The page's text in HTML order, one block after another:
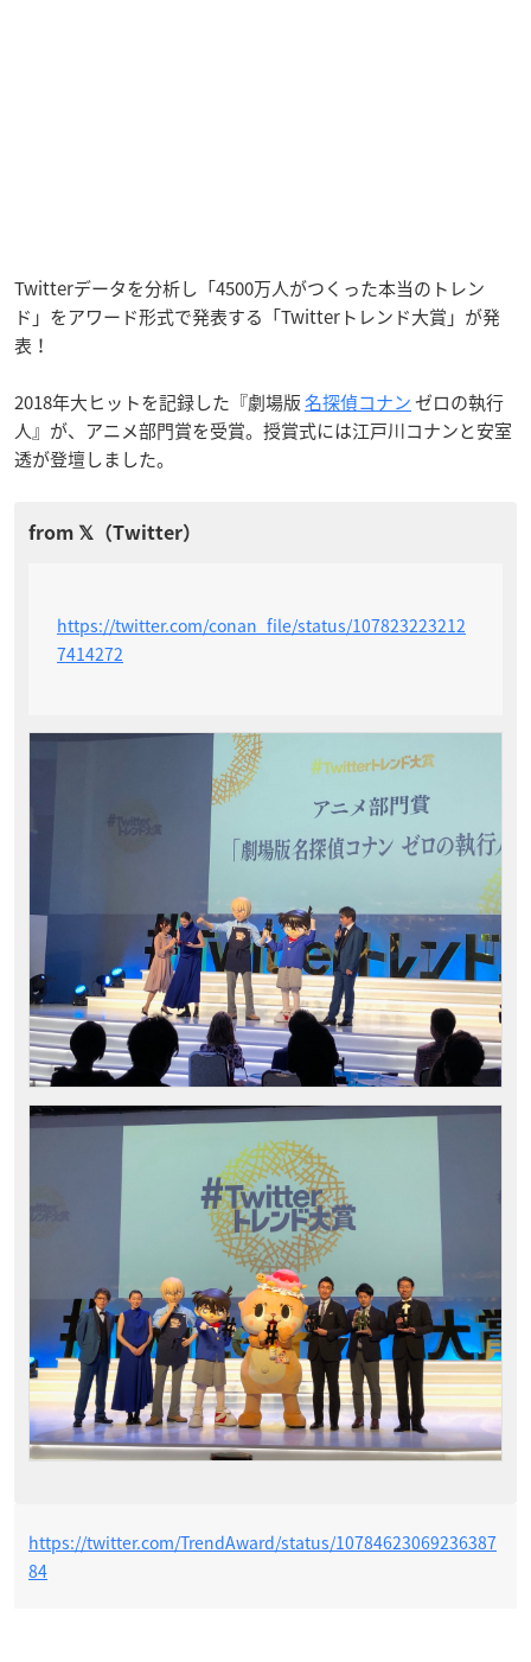
Twitterデータを分析し「4500万人がつくった本当のトレン
ド」をアワード形式で発表する「Twitterトレンド大賞」が発
表！
2018年大ヒットを記録した『劇場版名探偵コナンゼロの執行
人』が、アニメ部門賞を受賞。授賞式には江戸川コナンと安室
透が登壇しました。
https://twitter.com/conan_file/status/107823223212
7414272
https://twitter.com/TrendAward/status/10784623069236387
84